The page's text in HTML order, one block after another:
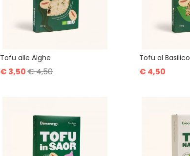
Tofu alle Alghe
€ 3,50€ 4,50
Tofu al Basilico
€ 4,50